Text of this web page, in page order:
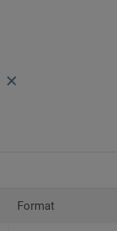
Format